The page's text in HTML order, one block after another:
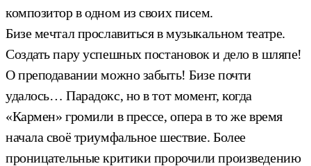
композитор в одном из своих писем.
Бизе мечтал прославиться в музыкальном театре.
Создать пару успешных постановок и дело в шляпе!
О преподавании можно забыть! Бизе почти
удалось… Парадокс, но в тот момент, когда
«Кармен» громили в прессе, опера в то же время
начала своё триумфальное шествие. Более
проницательные критики пророчили произведению